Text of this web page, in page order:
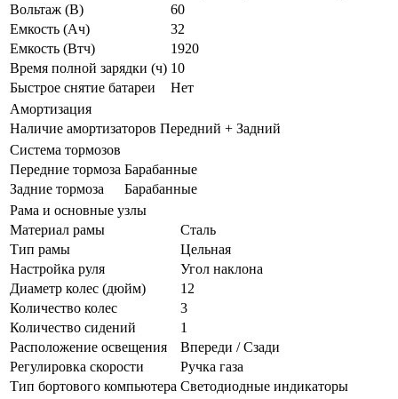
Вольтаж (В)
60
Емкость (Ач)
32
Емкость (Втч)
1920
Время полной зарядки (ч) 10
Быстрое снятие батареи
Нет
Амортизация
Наличие амортизаторов Передний + Задний
Система тормозов
Передние тормоза Барабанные
Задние тормоза
Барабанные
Рама и основные узлы
Материал рамы
Сталь
Тип рамы
Цельная
Настройка руля
Угол наклона
Диаметр колес (дюйм)
12
Количество колес
3
Количество сидений
1
Расположение освещения
Впереди / Сзади
Регулировка скорости
Ручка газа
Тип бортового компьютера Светодиодные индикаторы